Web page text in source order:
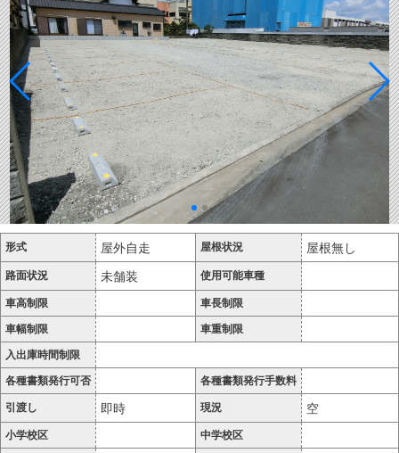
形式 屋外自走 屋根状況 屋根無し
路面状況 未舗装
使用可能車種
車高制限
車長制限
車幅制限
車重制限
入出庫時間制限
各種書類発行可否
各種書類発行手数料
引渡し
即時 現況 空
小学校区
中学校区